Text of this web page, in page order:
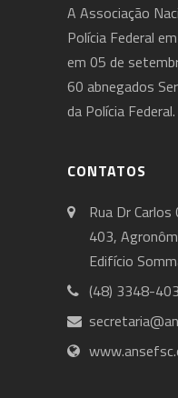
A Associação
Polícia Federal
em 05 de
60 abnegados
da Polícia Federal.
CONTATOS
Rua Dr
403,
Edifício
(48) 3348-